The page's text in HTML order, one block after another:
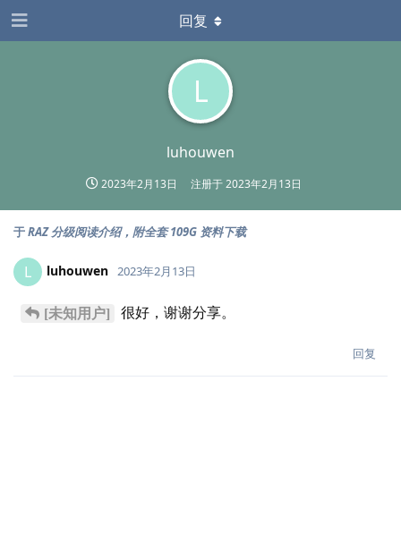
L
luhouwen
2023年2月13日 注册于2023年2月13日
回复
于RAZ 分级阅读介绍，附全套 109G 资料下载
L luhouwen 2023年2月13日
[未知用户] 很好，谢谢分享。
回复